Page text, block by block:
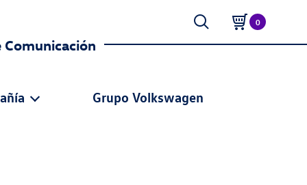
0
Comunicación
Grupo Volkswagen